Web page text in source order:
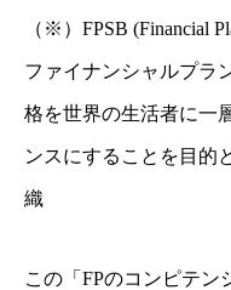
（※）FPSB (Financial
ファイナンシャルプラ
格を世界の生活者に一
ンスにすることを目的
織
この「FPのコンピテン